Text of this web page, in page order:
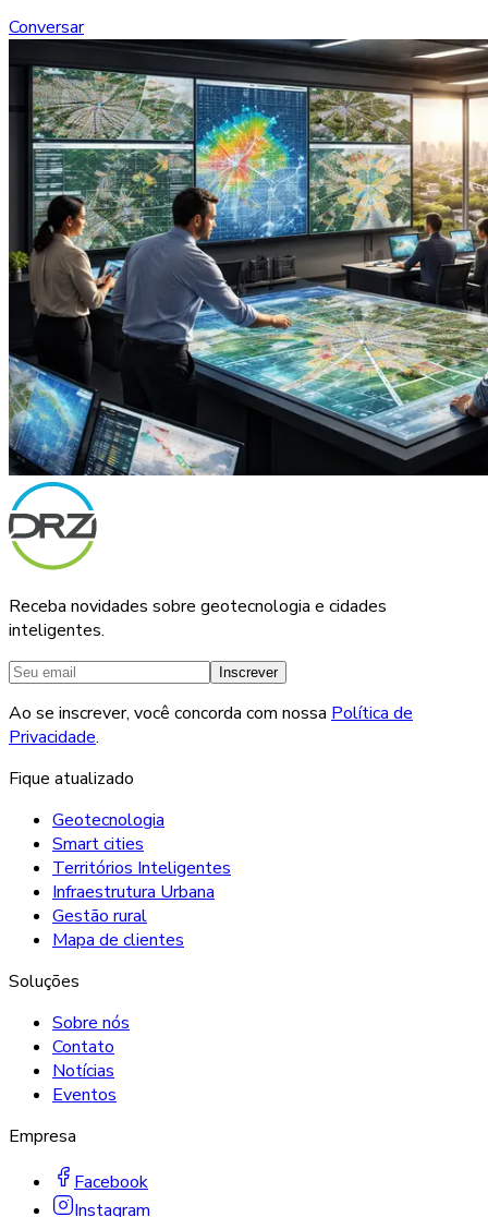
Conversar
Receba novidades sobre geotecnologia e cidades
inteligentes.
Inscrever
Ao se inscrever, você concorda com nossa Política de
Privacidade.
Fique atualizado
Geotecnologia
Smart cities
Territórios Inteligentes
Infraestrutura Urbana
Gestão rural
Mapa de clientes
Soluções
Sobre nós
Contato
Notícias
Eventos
Empresa
Facebook
Instagram